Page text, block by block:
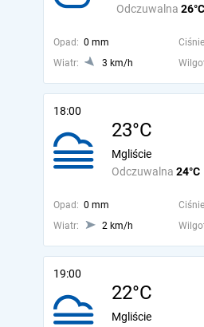
Odczuwalna 26°C
Opad: 0 mm
Wiatr:
3 km/h
18:00
23°C
Odczuwalna 24°C
Mgliście
Opad: 0 mm
Wiatr:
2 km/h
19:00
22°C
Mgliście